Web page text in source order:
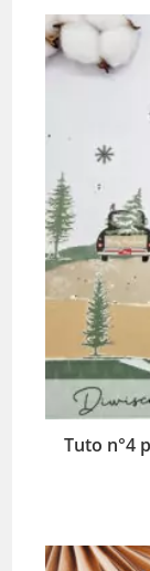
Tuto n°4